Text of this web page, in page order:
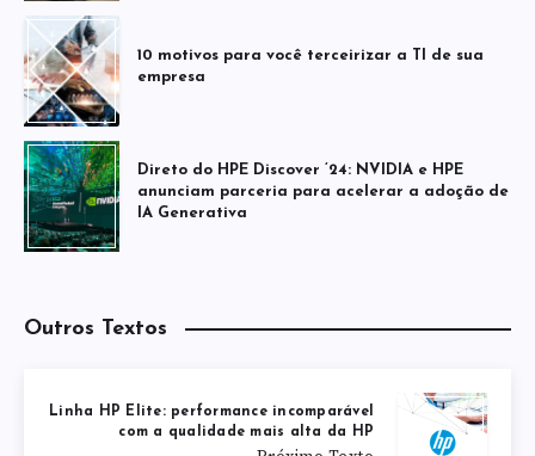
10 motivos para você terceirizar a TI de sua
empresa
Direto do HPE Discover ’24: NVIDIA e HPE
anunciam parceria para acelerar a adoção de
IA Generativa
Outros Textos
Linha HP Elite: performance incomparável
com a qualidade mais alta da HP